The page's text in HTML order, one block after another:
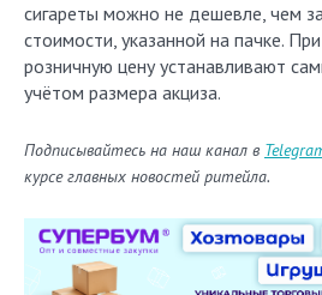
сигареты можно не дешевле, чем
стоимости, указанной на пачке.
розничную цену устанавливают
учётом размера акциза.
Подписывайтесь на наш канал в
курсе главных новостей ритейла.